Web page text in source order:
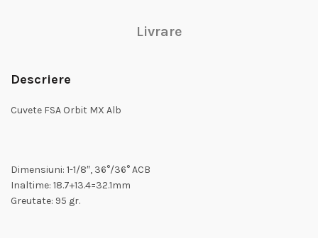
Livrare
Descriere
Cuvete FSA Orbit MX Alb
Dimensiuni: 1-1/8″, 36°/36° ACB
Inaltime: 18.7+13.4=32.1mm
Greutate: 95 gr.